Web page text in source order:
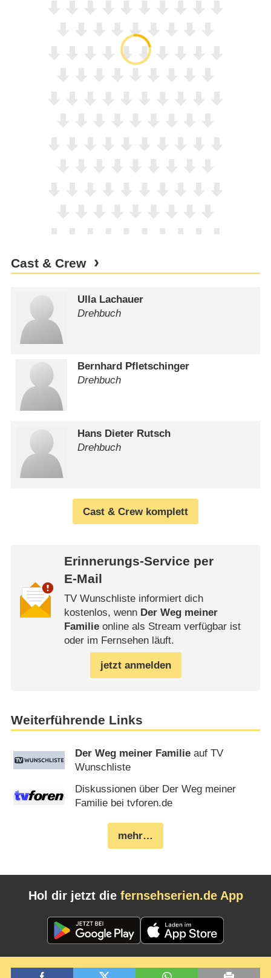
Cast & Crew
Ulla Lachauer
Drehbuch
Bernhard Pfletschinger
Drehbuch
Hans Dieter Rutsch
Drehbuch
Cast & Crew komplett
Erinnerungs-Service per
E-Mail
TV Wunschliste informiert dich
kostenlos, wenn Der Weg meiner
Familieonline als Stream verfügbar ist
oder im Fernsehen läuft.
jetzt anmelden
Weiterführende Links
Der Weg meiner Familie auf TV
Wunschliste
Diskussionen über Der Weg meiner
Familie bei tvforen.de
mehr…
Hol dir jetzt die fernsehserien.de App